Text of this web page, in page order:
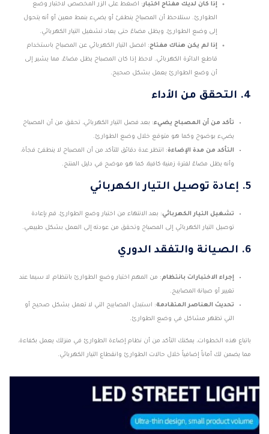
إذا كان لديك مفتاح اختبار: اضغط على الزر المخصص لاختبار وضع
الطوارئ. ستلاحظ أن المصباح ينطفئ أو يضيء بنمط معين أو أنه يتحول
إلى وضع الطوارئ، ويظل مضاءً حتى يعاد تشغيل التيار الكهربائي.
إذا لم يكن هناك مفتاح: افصل التيار الكهربائي عن المصباح باستخدام
قاطع الدائرة الكهربائي. لاحظ إذا كان المصباح يظل مضاءً، مما يشير إلى
أن وضع الطوارئ يعمل بشكل صحيح.
4. التحقق من الأداء
تأكد من أن المصباح يضيء: بعد فصل التيار الكهربائي، تحقق من أن المصباح
يضيء بوضوح وكما هو متوقع خلال وضع الطوارئ.
التأكد من مدة الإضاءة: انتظر عدة دقائق للتأكد من أن المصباح لا ينطفئ فجأة،
وأنه يظل مضاءً لفترة زمنية كافية، كما هو موضح في دليل المنتج.
5. إعادة توصيل التيار الكهربائي
تشغيل التيار الكهربائي: بعد الانتهاء من اختبار وضع الطوارئ، قم بإعادة
توصيل التيار الكهربائي إلى المصباح وتحقق من عودته إلى العمل بشكل طبيعي.
6. الصيانة والتفقد الدوري
إجراء الاختبارات بانتظام: من المهم اختبار وضع الطوارئ بانتظام، لا سيما عند
تغيير أو صيانة المصابيح.
تحديث العناصر المتقادمة: استبدل المصابيح التي لا تعمل بشكل صحيح أو
التي تظهر مشاكل في وضع الطوارئ.
باتباع هذه الخطوات، يمكنك التأكد من أن نظام إضاءة الطوارئ في منزلك يعمل بكفاءة،
مما يضمن لك أماناً إضافياً خلال حالات الطوارئ وانقطاع التيار الكهربائي.